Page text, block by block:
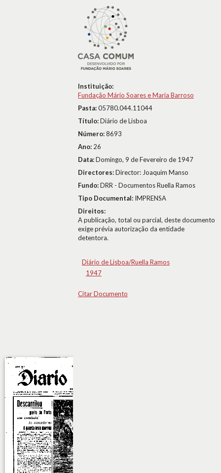
Instituição:
Fundação Mário Soares e Maria Barroso
Pasta:05780.044.11044
Título:Diário de Lisboa
Número:8693
Ano: 26
Data:Domingo, 9 de Fevereiro de 1947
Directores:Director: Joaquim Manso
Fundo:DRR - Documentos Ruella Ramos
Tipo Documental: IMPRENSA
Direitos:
A publicação, total ou parcial, deste documento
exige prévia autorização da entidade
detentora.
Diário de Lisboa/Ruella Ramos
1947
Citar Documento